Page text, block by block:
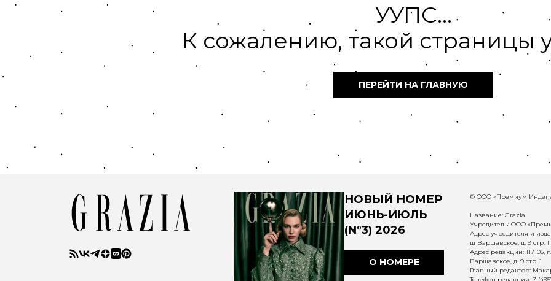
УУПС...
К сожалению, такой страницы
ПЕРЕЙТИ НА ГЛАВНУЮ
НОВЫЙ НОМЕР
ИЮНЬ-ИЮЛЬ
(N°3) 2026
О НОМЕРЕ
© ООО «Премиум
Название: Grazia
Учредитель: ООО
Адрес учредителя и
ш Варшавское, д. 9 стр. 1
Адрес редакции:
Варшавское, д. 9 стр. 1
Главный редактор: